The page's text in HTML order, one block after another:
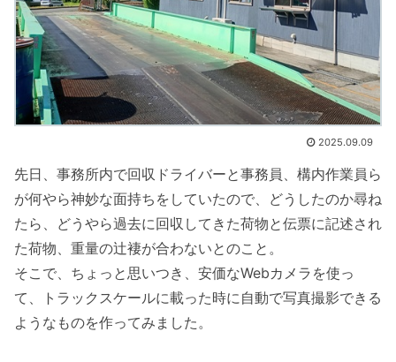
2025.09.09
先日、事務所内で回収ドライバーと事務員、構内作業員ら
が何やら神妙な面持ちをしていたので、どうしたのか尋ね
たら、どうやら過去に回収してきた荷物と伝票に記述され
た荷物、重量の辻褄が合わないとのこと。
そこで、ちょっと思いつき、安価なWebカメラを使っ
て、トラックスケールに載った時に自動で写真撮影できる
ようなものを作ってみました。